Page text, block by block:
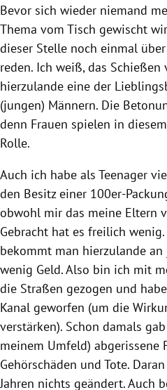
Bevor sich wieder niemand
Thema vom Tisch gewischt
dieser Stelle noch einmal
reden. Ich weiß, das Schießen
hierzulande eine der
(jungen) Männern. Die
denn Frauen spielen in
Rolle.
Auch ich habe als Teenager
den Besitz einer 100er-
obwohl mir das meine Eltern
Gebracht hat es freilich
bekommt man hierzulande an
wenig Geld. Also bin ich mit
die Straßen gezogen und
Kanal geworfen (um die
verstärken). Schon damals
meinem Umfeld) abgerissene
Gehörschäden und Tote.
Jahren nichts geändert. Auch